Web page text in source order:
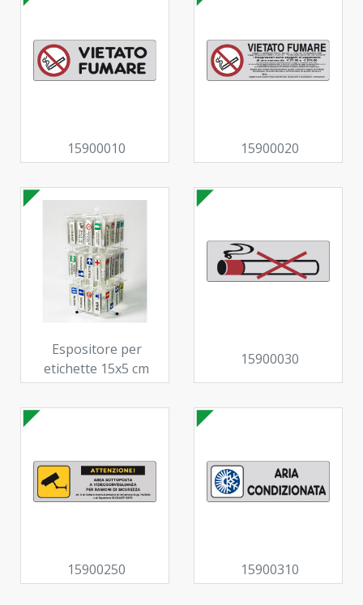
15900010 15900020
Espositore per
etichette 15x5 cm
15900030
15900250 15900310